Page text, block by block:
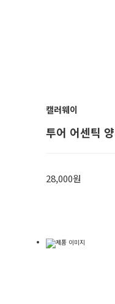
캘러웨이
투어 어센틱
28,000원